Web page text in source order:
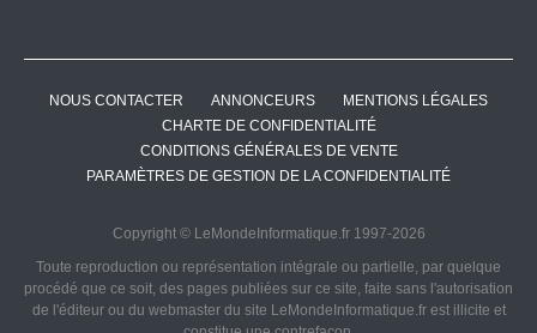
NOUS CONTACTER ANNONCEURS
MENTIONS LÉGALES
CHARTE DE CONFIDENTIALITÉ
CONDITIONS GÉNÉRALES DE VENTE
PARAMÈTRES DE GESTION DE LA CONFIDENTIALITÉ
Copyright © LeMondeInformatique.fr 1997-2026
Toute reproduction ou représentation intégrale ou partielle, par quelque
procédé que ce soit, des pages publiées sur ce site, faite sans l'autorisation
de l'éditeur ou du webmaster du site LeMondeInformatique.fr est illicite et